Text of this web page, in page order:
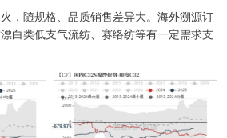
，随规格、品质销售差异大。海外溯源订
白类低支气流纺、赛络纺等有一定需求支